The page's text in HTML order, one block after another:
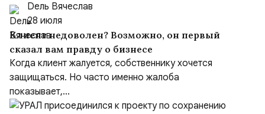
Dель Вячеслав
28 июля
Клиент недоволен? Возможно, он первый
сказал вам правду о бизнесе
Когда клиент жалуется, собственнику хочется
защищаться. Но часто именно жалоба
показывает,...